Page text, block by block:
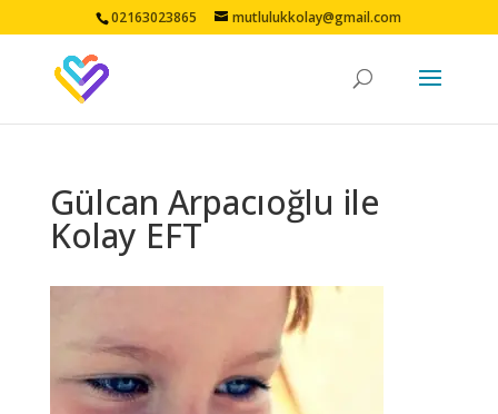
02163023865 mutlulukkolay@gmail.com
Gülcan Arpacıoğlu ile
Kolay EFT